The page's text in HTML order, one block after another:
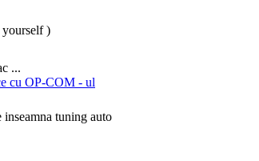
)
...
cu OP-COM - ul
tuning auto